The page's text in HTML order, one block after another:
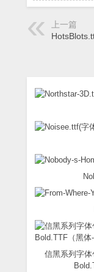
上一篇
信黑系列字